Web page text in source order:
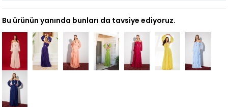
Bu ürünün yanında bunları da tavsiye ediyoruz.